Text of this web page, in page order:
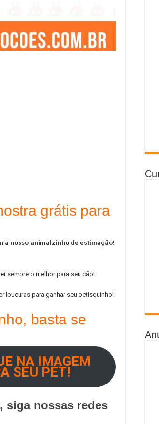
grátis para
nosso animalzinho de estimação!
sempre o melhor para seu cão!
loucuras para ganhar seu petisquinho!
basta se
NA IMAGEM
SEU PET!
siga nossas redes